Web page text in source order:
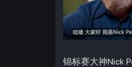
锦标赛大神Nick